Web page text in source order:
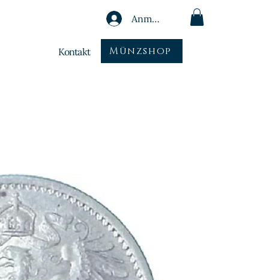
Kontakt
Anmelden
Münzshop